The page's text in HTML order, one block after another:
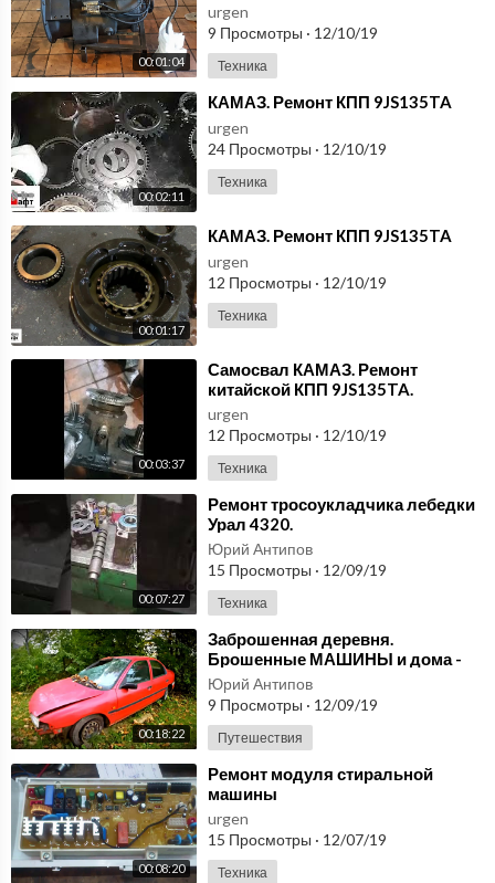
00:01:04
urgen
9 Просмотры · 12/10/19
Техника
00:02:11
⁣КАМАЗ. Ремонт КПП 9JS135TA
urgen
24 Просмотры · 12/10/19
Техника
00:01:17
⁣КАМАЗ. Ремонт КПП 9JS135TA
urgen
12 Просмотры · 12/10/19
Техника
00:03:37
⁣Самосвал КАМАЗ. Ремонт
китайской КПП 9JS135TA.
urgen
12 Просмотры · 12/10/19
Техника
00:07:27
⁣Ремонт тросоукладчика лебедки
Урал 4320.
Юрий Антипов
15 Просмотры · 12/09/19
Техника
00:18:22
⁣Заброшенная деревня.
Брошенные МАШИНЫ и дома -
Покинутый Мир
Юрий Антипов
9 Просмотры · 12/09/19
Путешествия
00:08:20
⁣Ремонт модуля стиральной
машины
urgen
15 Просмотры · 12/07/19
Техника